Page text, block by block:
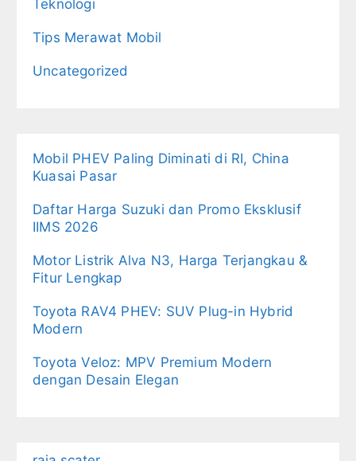
Teknologi
Tips Merawat Mobil
Uncategorized
Mobil PHEV Paling Diminati di RI, China
Kuasai Pasar
Daftar Harga Suzuki dan Promo Eksklusif
IIMS 2026
Motor Listrik Alva N3, Harga Terjangkau &
Fitur Lengkap
Toyota RAV4 PHEV: SUV Plug-in Hybrid
Modern
Toyota Veloz: MPV Premium Modern
dengan Desain Elegan